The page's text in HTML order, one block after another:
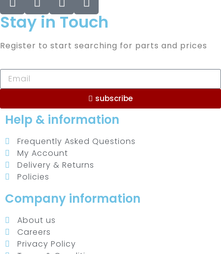
Stay in Touch
Register to start searching for parts and prices
subscribe
Help & information
Frequently Asked Questions
My Account
Delivery & Returns
Policies
Company information
About us
Careers
Privacy Policy